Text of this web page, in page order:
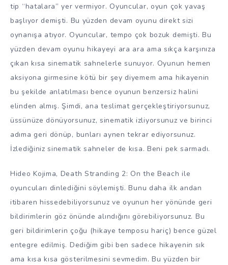
tip “hatalara” yer vermiyor. Oyuncular, oyun çok yavaş
başlıyor demişti. Bu yüzden devam oyunu direkt sizi
oynanışa atıyor. Oyuncular, tempo çok bozuk demişti. Bu
yüzden devam oyunu hikayeyi ara ara ama sıkça karşınıza
çıkan kısa sinematik sahnelerle sunuyor. Oyunun hemen
aksiyona girmesine kötü bir şey diyemem ama hikayenin
bu şekilde anlatılması bence oyunun benzersiz halini
elinden almış. Şimdi, ana teslimat gerçekleştiriyorsunuz,
üssünüze dönüyorsunuz, sinematik izliyorsunuz ve birinci
adıma geri dönüp, bunları aynen tekrar ediyorsunuz.
İzlediğiniz sinematik sahneler de kısa. Beni pek sarmadı.
Hideo Kojima, Death Stranding 2: On the Beach ile
oyuncuları dinlediğini söylemişti. Bunu daha ilk andan
itibaren hissedebiliyorsunuz ve oyunun her yönünde geri
bildirimlerin göz önünde alındığını görebiliyorsunuz. Bu
geri bildirimlerin çoğu (hikaye temposu hariç) bence güzel
entegre edilmiş. Dediğim gibi ben sadece hikayenin sık
ama kısa kısa gösterilmesini sevmedim. Bu yüzden bir